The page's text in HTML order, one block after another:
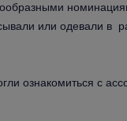
или одевали в
ознакомиться с